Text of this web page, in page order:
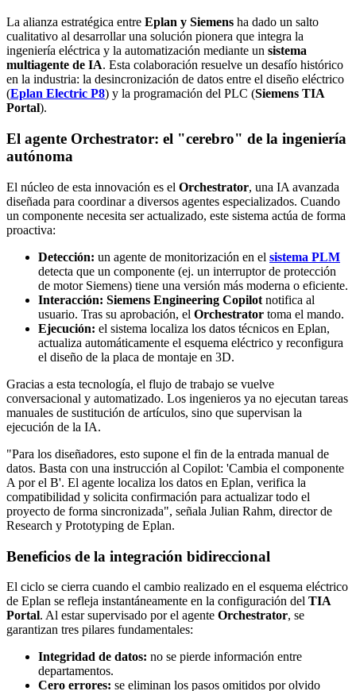
La alianza estratégica entre Eplan y Siemens ha dado un salto
cualitativo al desarrollar una solución pionera que integra la
ingeniería eléctrica y la automatización mediante un sistema
multiagente de IA. Esta colaboración resuelve un desafío histórico
en la industria: la desincronización de datos entre el diseño eléctrico
(Eplan Electric P8) y la programación del PLC (Siemens TIA
Portal).
El agente Orchestrator: el "cerebro" de la ingeniería
autónoma
El núcleo de esta innovación es el Orchestrator, una IA avanzada
diseñada para coordinar a diversos agentes especializados. Cuando
un componente necesita ser actualizado, este sistema actúa de forma
proactiva:
Detección: un agente de monitorización en el sistema PLM
detecta que un componente (ej. un interruptor de protección
de motor Siemens) tiene una versión más moderna o eficiente.
Interacción: Siemens Engineering Copilot notifica al
usuario. Tras su aprobación, el Orchestrator toma el mando.
Ejecución: el sistema localiza los datos técnicos en Eplan,
actualiza automáticamente el esquema eléctrico y reconfigura
el diseño de la placa de montaje en 3D.
Gracias a esta tecnología, el flujo de trabajo se vuelve
conversacional y automatizado. Los ingenieros ya no ejecutan tareas
manuales de sustitución de artículos, sino que supervisan la
ejecución de la IA.
"Para los diseñadores, esto supone el fin de la entrada manual de
datos. Basta con una instrucción al Copilot: 'Cambia el componente
A por el B'. El agente localiza los datos en Eplan, verifica la
compatibilidad y solicita confirmación para actualizar todo el
proyecto de forma sincronizada", señala Julian Rahm, director de
Research y Prototyping de Eplan.
Beneficios de la integración bidireccional
El ciclo se cierra cuando el cambio realizado en el esquema eléctrico
de Eplan se refleja instantáneamente en la configuración del TIA
Portal. Al estar supervisado por el agente Orchestrator, se
garantizan tres pilares fundamentales:
Integridad de datos: no se pierde información entre
departamentos.
Cero errores: se eliminan los pasos omitidos por olvido